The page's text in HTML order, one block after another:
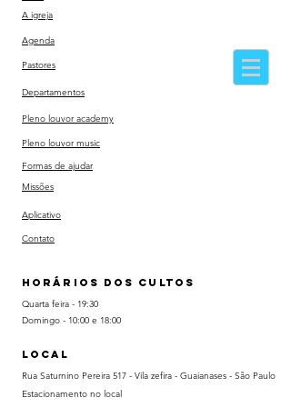
A igreja
Agenda
Pastores
Departamentos
Pleno louvor academy
Pleno louvor music
Formas de ajudar
Missões
Aplicativo
Contato
HORÁRIOS DOS CULTOS
Quarta feira - 19:30
Domingo - 10:00 e 18:00
LOCAL
Rua Saturnino Pereira 517 - Vila zefira - Guaianases - São Paulo
Estacionamento no local